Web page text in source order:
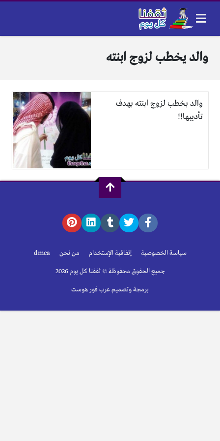
والد يخطب لزوج ابنته
والد بخطب لزوج ابنته بهدف
تأديبها!!
سياسة الخصوصية إتفاقية الإستخدام من نحن dmca
جميع الحقوق محفوظة © ثقفنا كل يوم 2026
برمجة وتصميم عرب فور هوست